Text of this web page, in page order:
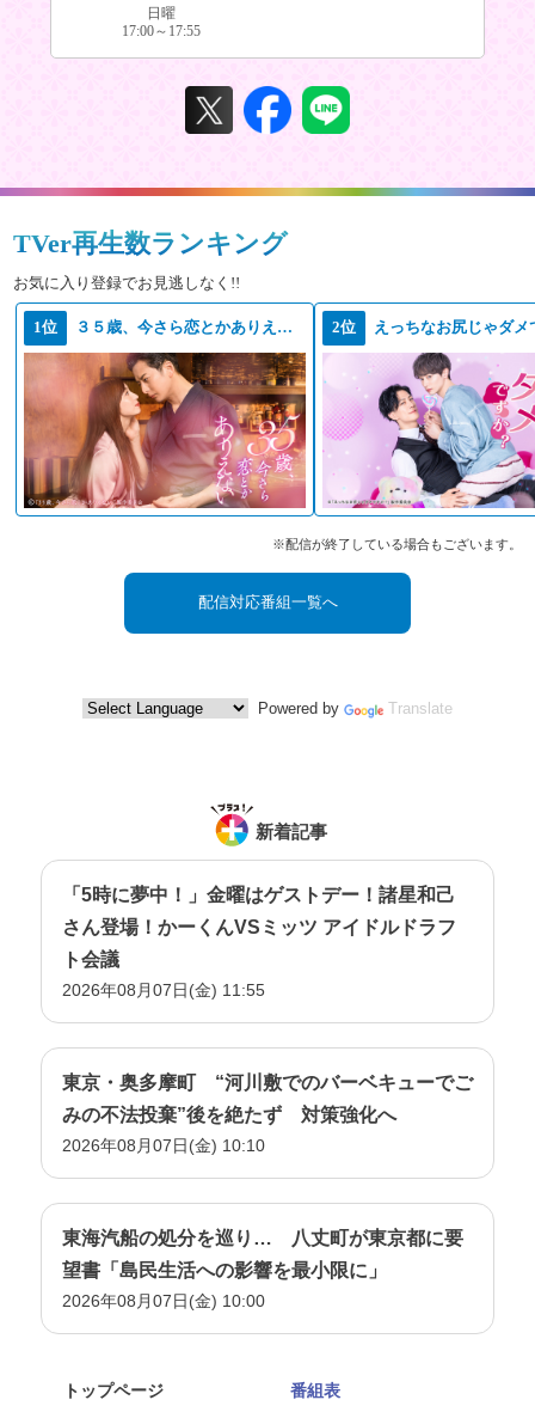
日曜
17:00～17:55
TVer再生数ランキング
お気に入り登録でお見逃しなく!!
1位 ３５歳、今さら恋とかありえない 2位 えっちなお尻じゃダメ
※配信が終了している場合もございます。
配信対応番組一覧へ
Powered by Translate
新着記事
「5時に夢中！」金曜はゲストデー！諸星和己
さん登場！かーくんVSミッツ アイドルドラフ
ト会議
2026年08月07日(金) 11:55
東京・奥多摩町 “河川敷でのバーベキューでご
みの不法投棄”後を絶たず 対策強化へ
2026年08月07日(金) 10:10
東海汽船の処分を巡り… 八丈町が東京都に要
望書「島民生活への影響を最小限に」
2026年08月07日(金) 10:00
トップページ 番組表